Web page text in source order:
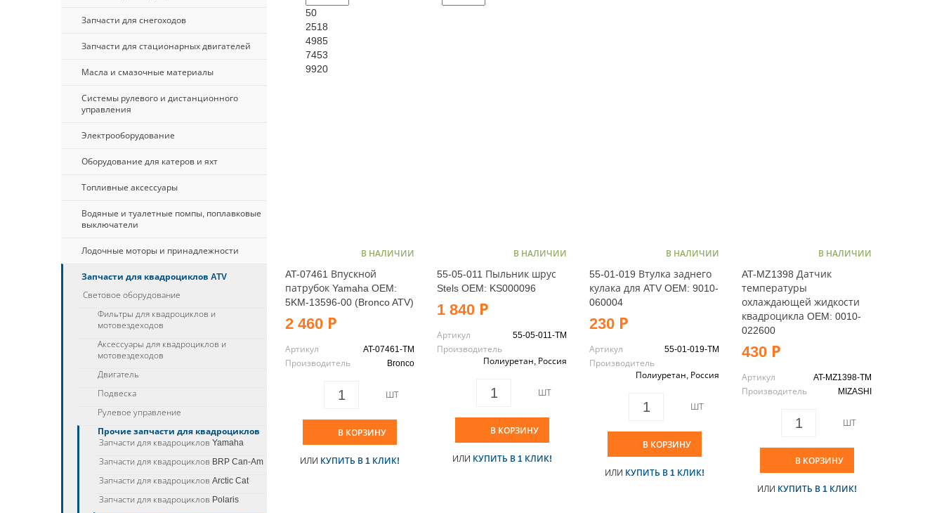
50
2518
4985
7453
9920
В НАЛИЧИИ
AT-07461 Впускной
патрубок Yamaha OEM:
5KM-13596-00 (Bronco ATV)
2 460 Р
Артикул
AT-07461-TM
Производитель
Bronco
ШТ
В КОРЗИНУ
ИЛИ КУПИТЬ В 1 КЛИК!
В НАЛИЧИИ
55-05-011 Пыльник шрус
Stels OEM: KS000096
1 840 Р
Артикул
55-05-011-TM
Производитель
Полиуретан, Россия
ШТ
В КОРЗИНУ
ИЛИ КУПИТЬ В 1 КЛИК!
В НАЛИЧИИ
55-01-019 Втулка заднего
кулака для ATV OEM: 9010-
060004
230 Р
Артикул
55-01-019-TM
Производитель
Полиуретан, Россия
ШТ
В КОРЗИНУ
ИЛИ КУПИТЬ В 1 КЛИК!
В НАЛИЧИИ
AT-MZ1398 Датчик
температуры
охлаждающей жидкости
квадроцикла OEM: 0010-
022600
430 Р
Артикул
AT-MZ1398-TM
Производитель
MIZASHI
ШТ
В КОРЗИНУ
ИЛИ КУПИТЬ В 1 КЛИК!
Запчасти для снегоходов
Запчасти для стационарных двигателей
Масла и смазочные материалы
Системы рулевого и дистанционного
управления
Электрооборудование
Оборудование для катеров и яхт
Топливные аксессуары
Водяные и туалетные помпы, поплавковые
выключатели
Лодочные моторы и принадлежности
Запчасти для квадроциклов ATV
Световое оборудование
Фильтры для квадроциклов и
мотовездеходов
Аксессуары для квадроциклов и
мотовездеходов
Двигатель
Подвеска
Рулевое управление
Прочие запчасти для квадроциклов
Запчасти для квадроциклов Yamaha
Запчасти для квадроциклов BRP Can-Am
Запчасти для квадроциклов Arctic Cat
Запчасти для квадроциклов Polaris